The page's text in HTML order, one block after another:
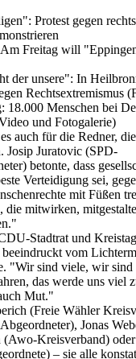
Protest gegen
Freitag will
der unsere": In
Rechtsextremismus
18.000 Menschen bei
und Fotogalerie)
auch für die Redner,
Josip Juratovic (SPD-
betonte, dass
Verteidigung sei,
mit Füßen
die mitwirken,
Stadtrat und
vom
"Wir sind viele, wir
das werde uns viel
Mut."
(Freie Wähler
Jonas
(Awo-Kreisverband)
– sie alle